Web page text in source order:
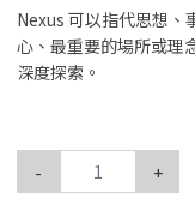
Nexus 可以指代思想、
心、最重要的場所或理
深度探索。
- +